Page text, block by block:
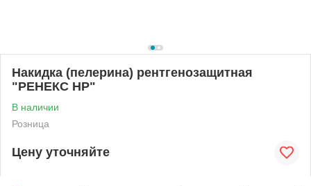
Накидка (пелерина) рентгенозащитная
"РЕНЕКС НР"
В наличии
Розница
Цену уточняйте